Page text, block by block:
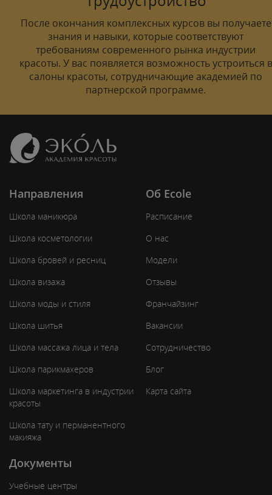
После окончания комплексных курсов вы получаете
знания и навыки, которые соответствуют
требованиям современного рынка индустрии
красоты. У вас появляется возможность устроиться в
салоны красоты, сотрудничающие академией по
партнерской программе.
Направления
Школа маникюра
Школа косметологии
Школа бровей и ресниц
Школа визажа
Школа моды и стиля
Школа шитья
Школа массажа лица и тела
Школа парикмахеров
Школа маркетинга в индустрии
красоты
Школа тату и перманентного
макияжа
Об Ecole
Расписание
О нас
Модели
Отзывы
Франчайзинг
Вакансии
Сотрудничество
Блог
Карта сайта
Документы
Учебные центры